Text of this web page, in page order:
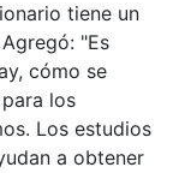
tiene un
"Es
cómo se
los
Los estudios
a obtener